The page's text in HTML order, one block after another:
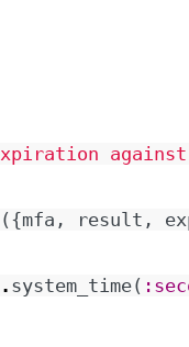
( {mfa , result ,
. system_time(